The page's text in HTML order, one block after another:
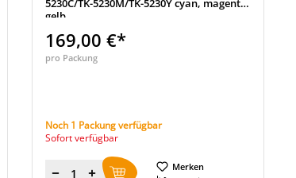
5230C/TK-5230M/TK-5230Y cyan, magenta,
gelb
169,00 €*
pro Packung
Noch 1 Packung verfügbar
Sofort verfügbar
Merken